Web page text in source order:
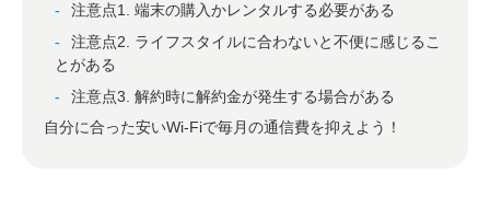
注意点1. 端末の購入かレンタルする必要がある
注意点2. ライフスタイルに合わないと不便に感じるこ
とがある
注意点3. 解約時に解約金が発生する場合がある
自分に合った安いWi-Fiで毎月の通信費を抑えよう！